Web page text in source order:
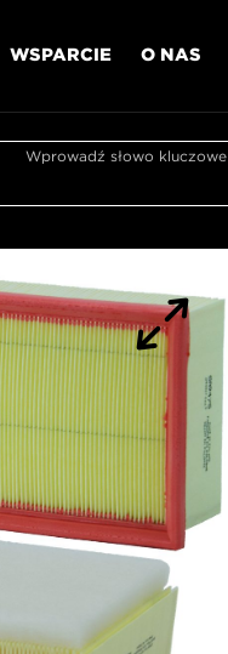
WSPARCIE O NAS
Wprowadź słowo kluczowe